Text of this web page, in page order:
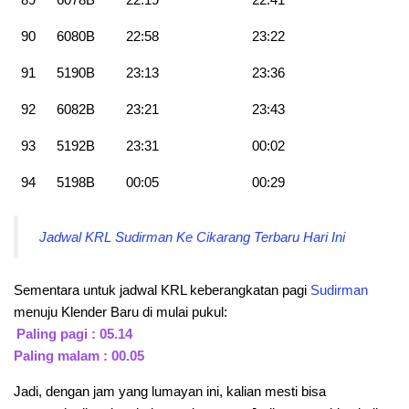
90 6080B 22:58 23:22
91 5190B 23:13 23:36
92 6082B 23:21 23:43
93 5192B 23:31 00:02
94 5198B 00:05 00:29
Jadwal KRL Sudirman Ke Cikarang Terbaru Hari Ini
Sementara untuk jadwal KRL keberangkatan pagi Sudirman
menuju Klender Baru di mulai pukul:
Paling pagi : 05.14
Paling malam : 00.05
Jadi, dengan jam yang lumayan ini, kalian mesti bisa